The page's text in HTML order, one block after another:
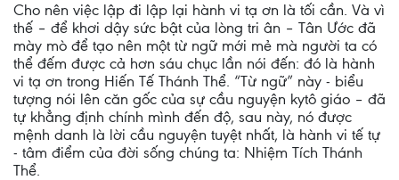
Cho nên việc lập đi lập lại hành vi tạ ơn là tối cần. Và vì
thế – để khơi dậy sức bật của lòng tri ân – Tân Ước đã
mày mò để tạo nên một từ ngữ mới mẻ mà người ta có
thể đếm được cả hơn sáu chục lần nói đến: đó là hành
vi tạ ơn trong Hiến Tế Thánh Thể. “Từ ngữ” này - biểu
tượng nói lên căn gốc của sự cầu nguyện kytô giáo – đã
tự khẳng định chính mình đến độ, sau này, nó được
mệnh danh là lời cầu nguyện tuyệt nhất, là hành vi tế tự
- tâm điểm của đời sống chúng ta: Nhiệm Tích Thánh
Thể.